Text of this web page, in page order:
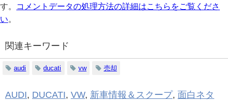
す。
コメントデータの処理方法の詳細はこちらをご覧くださ
い
関連キーワード
audi ducati vw 売却
AUDI , DUCATI , VW, 新車情報＆スクープ, 面白ネタ